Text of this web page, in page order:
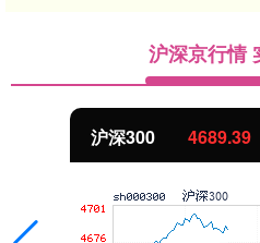
沪深京行情
北证50 1122.07